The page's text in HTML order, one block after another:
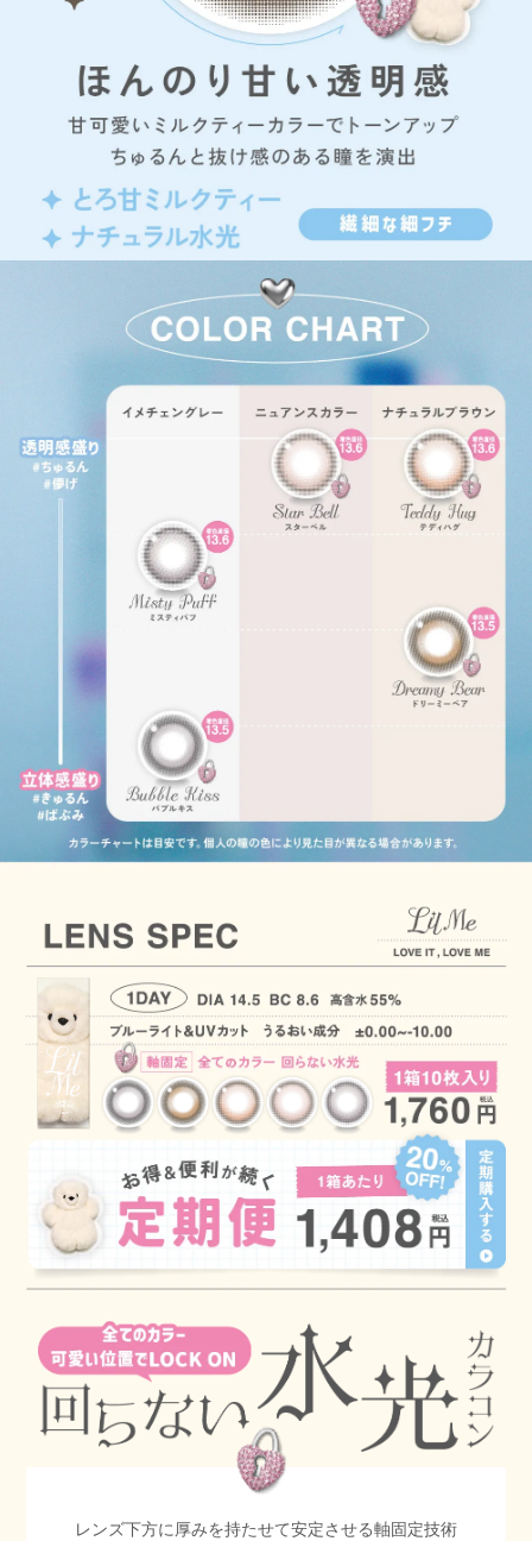
レンズ下方に厚みを持たせて安定させる軸固定技術